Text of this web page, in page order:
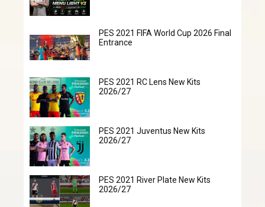
PES 2021 FIFA World Cup 2026 Final
Entrance
PES 2021 RC Lens New Kits
2026/27
PES 2021 Juventus New Kits
2026/27
PES 2021 River Plate New Kits
2026/27